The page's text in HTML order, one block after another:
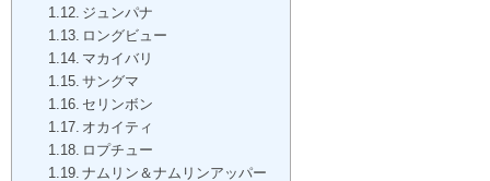
ジュンパナ
ロングビュー
マカイバリ
サングマ
セリンボン
オカイティ
ロプチュー
ナムリン＆ナムリンアッパー